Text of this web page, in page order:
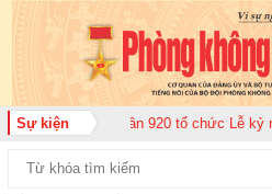
Sự kiện
Không quân 920 tổ chức Lễ kỷ niệm